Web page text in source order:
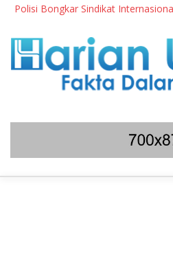
Bongkar Sindikat Internasional